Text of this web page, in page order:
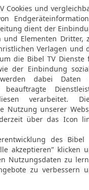
Essig auf Natron
Lieder singt.
21 Hat dein Feind
so gib ihm Wasser
22 Denn damit
der HERR wird es
23 Nordwind
Gesichter.
24 Es ist besser, in
gemeinsam mit
25 Wie kühles
Botschaft aus
Ein getrübter